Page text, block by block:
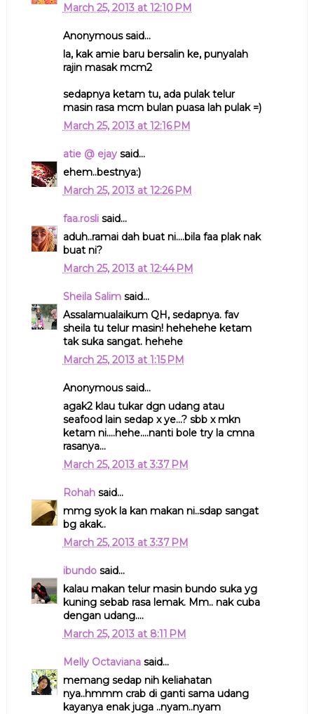
March 25, 2013 at 12:10 PM
Anonymous said...
la, kak amie baru bersalin ke, punyalah
rajin masak mcm2
sedapnya ketam tu, ada pulak telur
masin rasa mcm bulan puasa lah pulak =)
March 25, 2013 at 12:16 PM
atie @ ejaysaid...
ehem..bestnya:)
March 25, 2013 at 12:26 PM
faa.roslisaid...
aduh..ramai dah buat ni....bila faa plak nak
buat ni?
March 25, 2013 at 12:44 PM
Sheila Salimsaid...
Assalamualaikum QH, sedapnya. fav
sheila tu telur masin! hehehehe ketam
tak suka sangat. hehehe
March 25, 2013 at 1:15 PM
Anonymous said...
agak2 klau tukar dgn udang atau
seafood lain sedap x ye...? sbb x mkn
ketam ni....hehe....nanti bole try la cmna
rasanya...
March 25, 2013 at 3:37 PM
Rohahsaid...
mmg syok la kan makan ni..sdap sangat
bg akak..
March 25, 2013 at 3:37 PM
ibundosaid...
kalau makan telur masin bundo suka yg
kuning sebab rasa lemak. Mm.. nak cuba
dengan udang....
March 25, 2013 at 8:11 PM
Melly Octavianasaid...
memang sedap nih keliahatan
nya..hmmm crab di ganti sama udang
kayanya enak juga ..nyam..nyam